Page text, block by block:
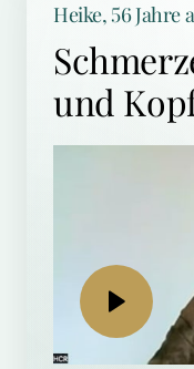
Heike, 56 Jahre
und